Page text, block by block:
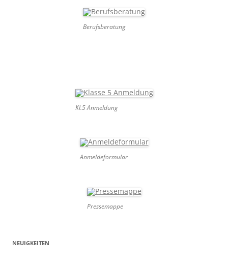
Berufsberatung
Kl.5 Anmeldung
Anmeldeformular
Pressemappe
NEUIGKEITEN